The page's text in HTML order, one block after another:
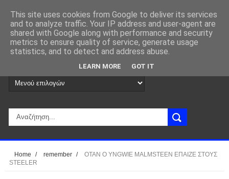
Home / remember /
ΟΤΑΝ Ο YNGWIE MALMSTEEN ΕΠΑΙΖΕ ΣΤΟΥΣ
STEELER
This site uses cookies from Google to deliver its services
and to analyze traffic. Your IP address and user-agent are
shared with Google along with performance and security
metrics to ensure quality of service, generate usage
statistics, and to detect and address abuse.
LEARN MORE GOT IT